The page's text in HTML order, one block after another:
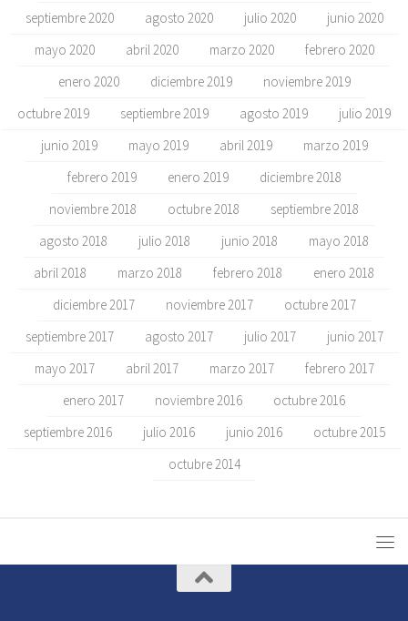
septiembre 2020
agosto 2020 julio 2020
junio 2020
mayo 2020
abril 2020 marzo 2020
febrero 2020
enero 2020
diciembre 2019
noviembre 2019
octubre 2019
septiembre 2019 agosto 2019
julio 2019
junio 2019
mayo 2019 abril 2019
marzo 2019
febrero 2019
enero 2019
diciembre 2018
noviembre 2018
octubre 2018
septiembre 2018
agosto 2018
julio 2018 junio 2018
mayo 2018
abril 2018
marzo 2018 febrero 2018
enero 2018
diciembre 2017
noviembre 2017
octubre 2017
septiembre 2017
agosto 2017 julio 2017
junio 2017
mayo 2017
abril 2017 marzo 2017
febrero 2017
enero 2017
noviembre 2016
octubre 2016
septiembre 2016
julio 2016 junio 2016
octubre 2015
octubre 2014